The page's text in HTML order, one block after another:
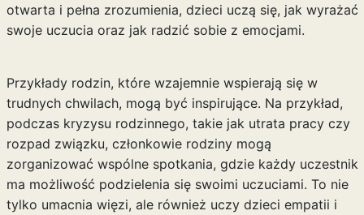
otwarta i pełna zrozumienia, dzieci uczą się, jak wyrażać
swoje uczucia oraz jak radzić sobie z emocjami.
Przykłady rodzin, które wzajemnie wspierają się w
trudnych chwilach, mogą być inspirujące. Na przykład,
podczas kryzysu rodzinnego, takie jak utrata pracy czy
rozpad związku, członkowie rodziny mogą
zorganizować wspólne spotkania, gdzie każdy uczestnik
ma możliwość podzielenia się swoimi uczuciami. To nie
tylko umacnia więzi, ale również uczy dzieci empatii i